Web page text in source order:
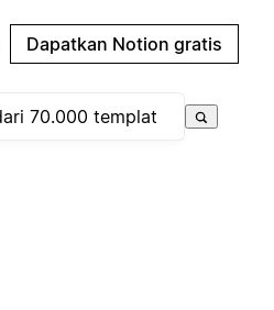
Dapatkan Notion gratis